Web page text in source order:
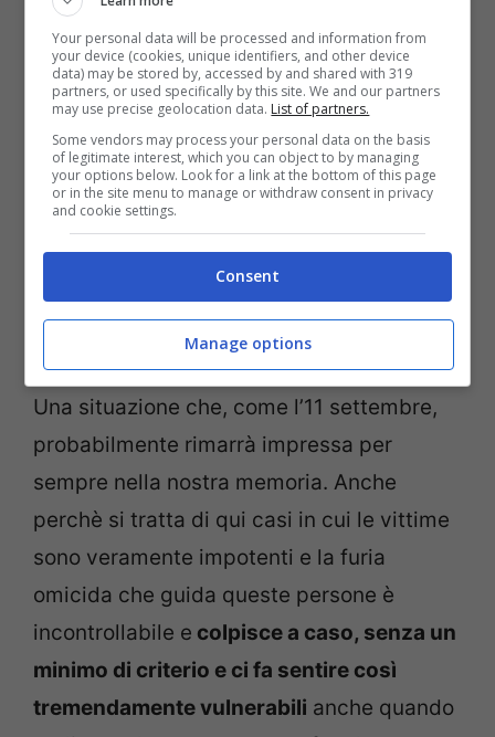
che ricorda Nizza
Sebbene questa volta si sia trattato di un
incidente, un tragico incidente, quando
leggiamo di un auto sulla folla purtroppo il
pensiero non può che tornare a
quando durante la festa estiva con i fuochi
d’artificio un furgone è piombato sulla folla
lungo la passeggiata a mare francese e ha
causato tantissimi feriti e tantissimi morti.
Una situazione che, come l’11 settembre,
probabilmente rimarrà impressa per
sempre nella nostra memoria. Anche
perchè si tratta di qui casi in cui le vittime
sono veramente impotenti e la furia
omicida che guida queste persone è
incontrollabile e colpisce a caso, senza un
minimo di criterio e ci fa sentire così
tremendamente vulnerabili anche quando
Your personal data will be processed and information from
your device (cookies, unique identifiers, and other device
data) may be stored by, accessed by and shared with 319
partners, or used specifically by this site. We and our partners
may use precise geolocation data. List of partners.
Some vendors may process your personal data on the basis
of legitimate interest, which you can object to by managing
your options below. Look for a link at the bottom of this page
or in the site menu to manage or withdraw consent in privacy
and cookie settings.
Consent
Manage options